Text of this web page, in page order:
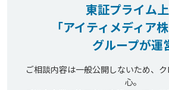
東証プライム
「アイティメディア
グループが運
ご相談内容は一般公開しないため、
心。